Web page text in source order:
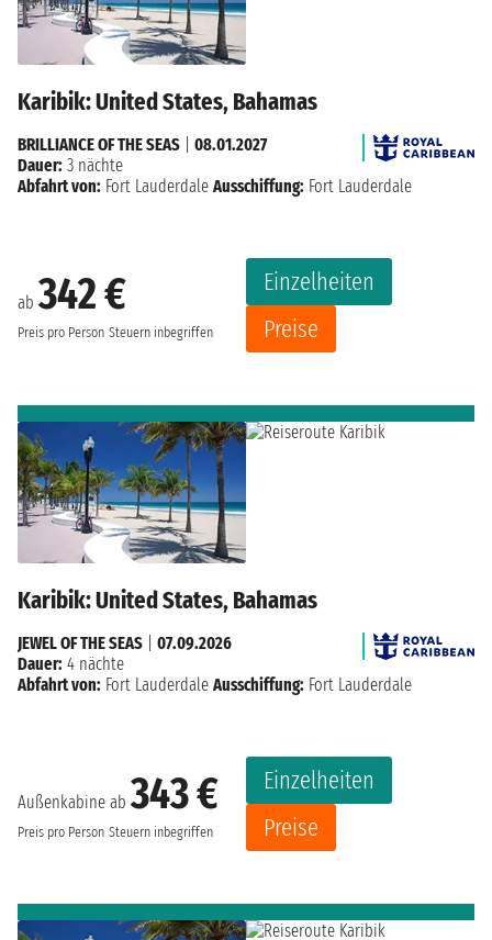
Karibik: United States, Bahamas
ab342 €
Preis pro Person Steuern inbegriffen
Einzelheiten
Preise
BRILLIANCE OF THE SEAS
08.01.2027
Dauer: 3 nächte
Abfahrt von: Fort Lauderdale Ausschiffung: Fort Lauderdale
Karibik: United States, Bahamas
Außenkabine ab343 €
Preis pro Person Steuern inbegriffen
Einzelheiten
Preise
JEWEL OF THE SEAS
07.09.2026
Dauer: 4 nächte
Abfahrt von: Fort Lauderdale Ausschiffung: Fort Lauderdale